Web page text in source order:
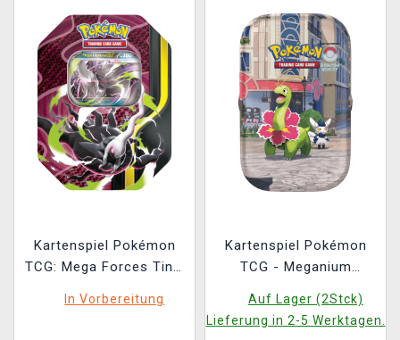
Kartenspiel Pokémon
TCG: Mega Forces Tin -
(ENGLISCHE VERSION)
In Vorbereitung
Kartenspiel Pokémon
TCG - Meganium
(ENGLISCHE VERSION)
Auf Lager (2Stck)
Lieferung in 2-5 Werktagen.